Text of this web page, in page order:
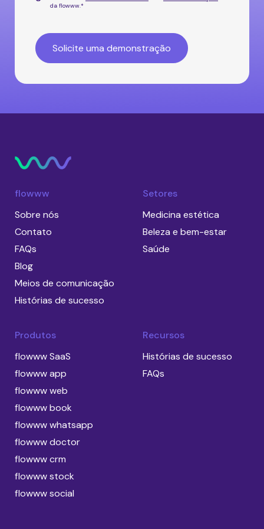
da flowww.*
flowww
Sobre nós
Contato
FAQs
Blog
Meios de comunicação
Histórias de sucesso
Setores
Medicina estética
Beleza e bem-estar
Saúde
Produtos
flowww SaaS
flowww app
flowww web
flowww book
flowww whatsapp
flowww doctor
flowww crm
flowww stock
flowww social
Recursos
Histórias de sucesso
FAQs